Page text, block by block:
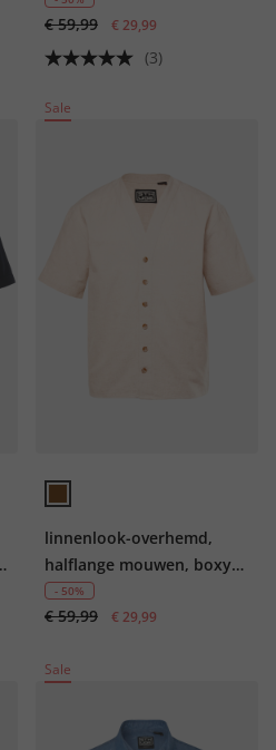
kraag, modern fit, tot 8XL
€ 59,99 € 29,99
(3)
Sale
linnenlook-overhemd,
halflange mouwen, boxy
oversized fit, tot 8XL
- 50%
€ 59,99 € 29,99
Sale